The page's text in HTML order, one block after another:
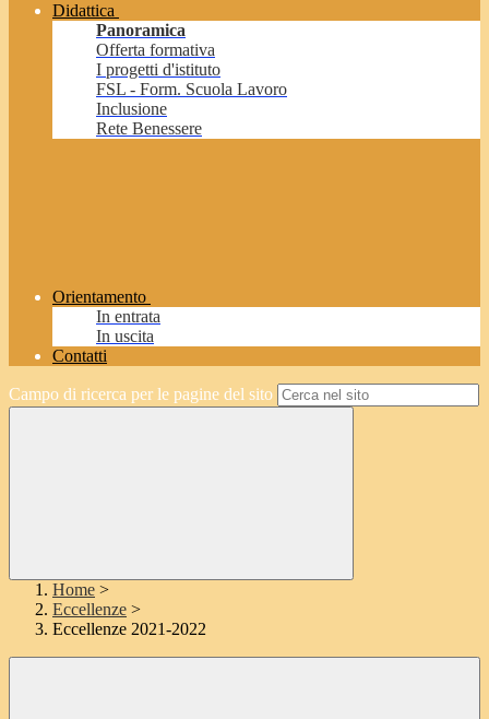
Didattica
Panoramica
Offerta formativa
I progetti d'istituto
FSL - Form. Scuola Lavoro
Inclusione
Rete Benessere
Orientamento
In entrata
In uscita
Contatti
Campo di ricerca per le pagine del sito
Home >
Eccellenze >
Eccellenze 2021-2022